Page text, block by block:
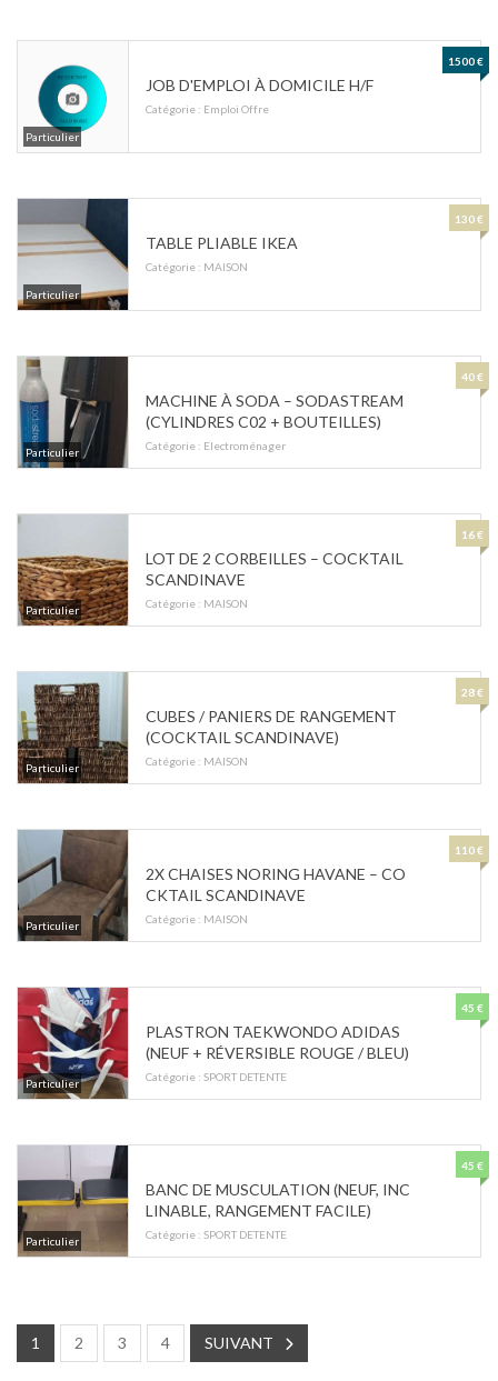
Particulier
1500 €
JOB D'EMPLOI À DOMICILE H/F
Catégorie : Emploi Offre
Particulier
130 €
TABLE PLIABLE IKEA
Catégorie : MAISON
Particulier
40 €
MACHINE À SODA – SODASTREAM
(CYLINDRES C02 + BOUTEILLES)
Catégorie : Electroménager
Particulier
16 €
LOT DE 2 CORBEILLES – COCKTAIL
SCANDINAVE
Catégorie : MAISON
Particulier
28 €
CUBES / PANIERS DE RANGEMENT
(COCKTAIL SCANDINAVE)
Catégorie : MAISON
Particulier
110 €
2X CHAISES NORING HAVANE – CO
CKTAIL SCANDINAVE
Catégorie : MAISON
Particulier
45 €
PLASTRON TAEKWONDO ADIDAS
(NEUF + RÉVERSIBLE ROUGE / BLEU)
Catégorie : SPORT DETENTE
Particulier
45 €
BANC DE MUSCULATION (NEUF, INC
LINABLE, RANGEMENT FACILE)
Catégorie : SPORT DETENTE
1 2 3 4 SUIVANT